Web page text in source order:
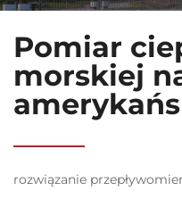
Pomiar
morskiej
rozwiązanie